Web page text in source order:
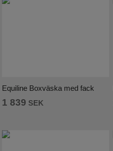
Equiline Boxväska med fack
1 839 SEK